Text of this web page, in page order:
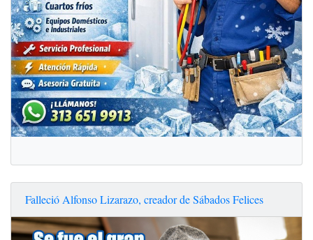
Falleció Alfonso Lizarazo, creador de Sábados Felices